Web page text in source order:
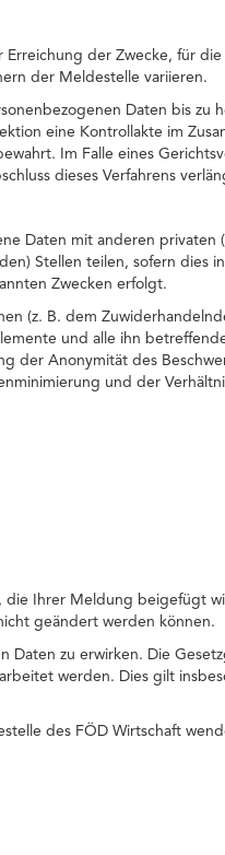
der Zwecke, für die
der Meldestelle variieren.
Daten bis zu
eine Kontrollakte im
Im Falle eines
dieses Verfahrens
Daten mit anderen privaten
Stellen teilen, sofern dies
Zwecken erfolgt.
(z. B. dem
und alle ihn
der Anonymität des
und der
die Ihrer Meldung beigefügt
geändert werden können.
Daten zu erwirken. Die
werden. Dies gilt
des FÖD Wirtschaft